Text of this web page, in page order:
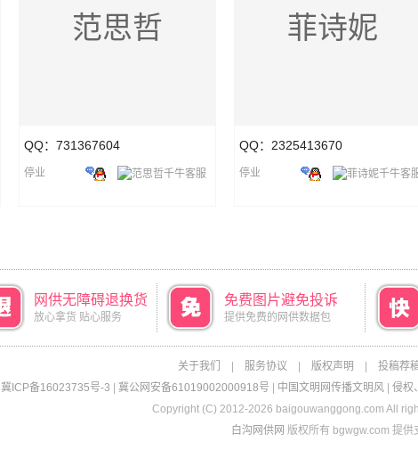
范思哲
QQ：731367604
停业
菲诗妮
QQ：2325413670
停业
网供无障碍退换货
放心拿货 贴心服务
免费图片避免投诉
提供免费的网供数据包
关于我们 服务协议 版权声明 投稿荐
冀ICP备16023735号-3
冀公网安备61019002000918号 中国文明网传播文明风| 侵权
Copyright (C) 2012-2026 baigouwanggong.com All
白沟网供网 版权所有 bgwgw.com 提供